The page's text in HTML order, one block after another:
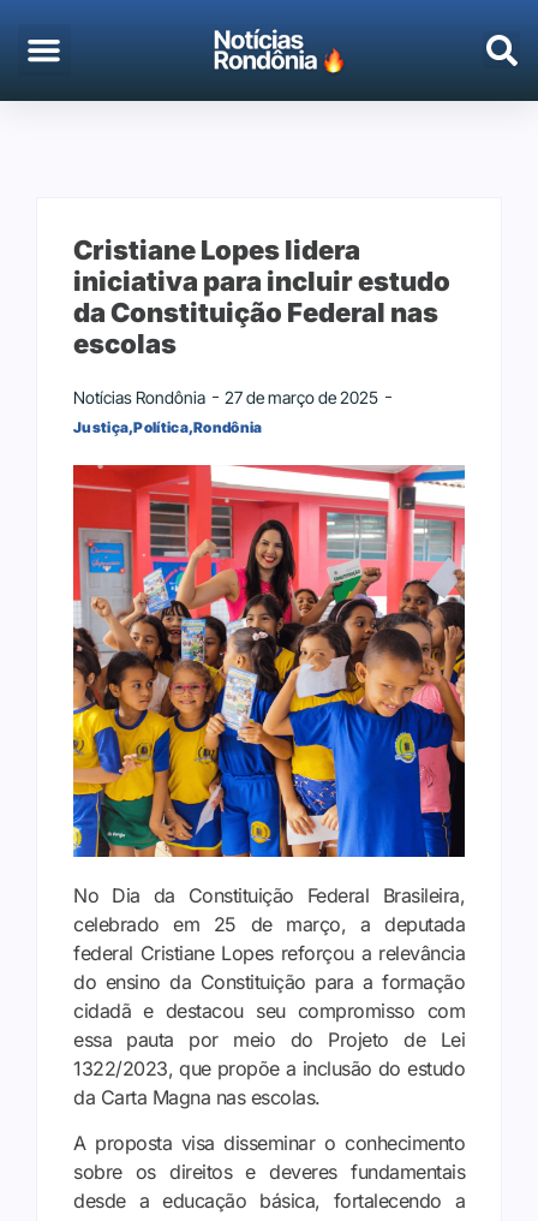
Cristiane Lopes lidera
iniciativa para incluir estudo
da Constituição Federal nas
escolas
Notícias Rondônia 27 de março de 2025
Justiça,Política,Rondônia
No Dia da Constituição Federal Brasileira,
celebrado em 25 de março, a deputada
federal Cristiane Lopes reforçou a relevância
do ensino da Constituição para a formação
cidadã e destacou seu compromisso com
essa pauta por meio do Projeto de Lei
1322/2023, que propõe a inclusão do estudo
da Carta Magna nas escolas.
A proposta visa disseminar o conhecimento
sobre os direitos e deveres fundamentais
desde a educação básica, fortalecendo a